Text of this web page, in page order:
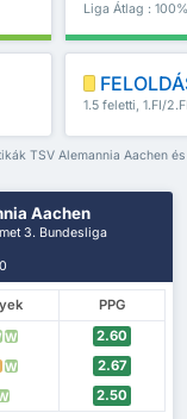
Liga Átlag : 100%
1.5 feletti, 1.FI/
TSV Alemannia Aachen
Aachen
3. Bundesliga
PPG
W
2.60
W
2.67
2.50